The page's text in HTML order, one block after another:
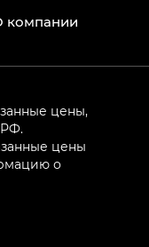
компании
цены,
РФ.
цены
о